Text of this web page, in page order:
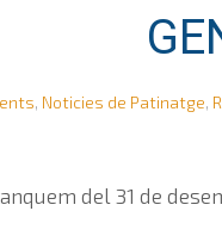
, Noticies de Patinatge,
del 31 de